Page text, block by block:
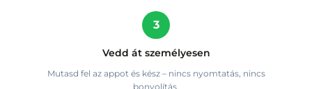
3
Vedd át személyesen
Mutasd fel az appot és kész – nincs nyomtatás, nincs
bonyolítás.